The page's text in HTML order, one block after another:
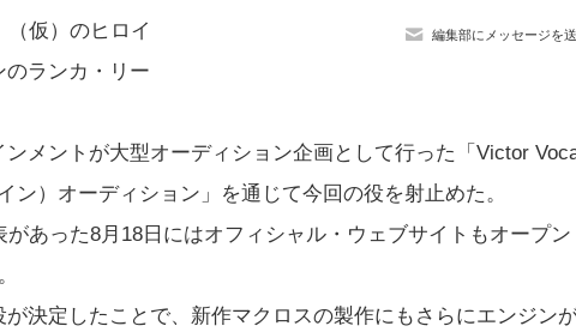
編集部にメッセージを
仮）のヒロイ
のランカ・リー
メントが大型オーディション企画として行った「Victor
ン）オーディション」を通じて今回の役を射止めた。
あった8月18日にはオフィシャル・ウェブサイトもオープン
決定したことで、新作マクロスの製作にもさらにエンジン